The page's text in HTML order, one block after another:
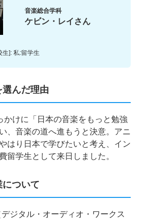
音楽総合学科
ケビン・レイさん
生]: 私:留学生
んだ理由
かけに「日本の音楽をもっと勉強
、音楽の道へ進もうと決意。アニ
はり日本で学びたいと考え、イン
留学生として来日しました。
ついて
ジタル・オーディオ・ワークス